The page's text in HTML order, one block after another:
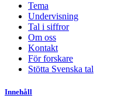
Tema
Undervisning
Tal i siffror
Om oss
Kontakt
För forskare
Stötta Svenska tal
Innehåll